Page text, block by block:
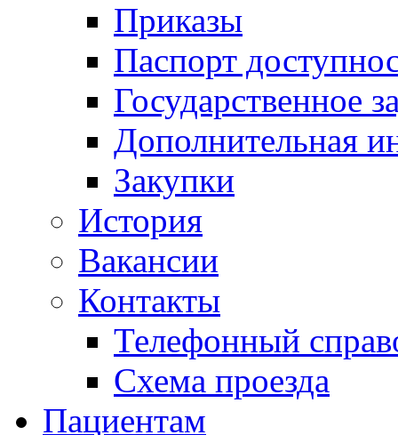
Приказы
Паспорт
Государственное
Дополнительная
Закупки
История
Вакансии
Контакты
Телефонный
Схема проезда
Пациентам